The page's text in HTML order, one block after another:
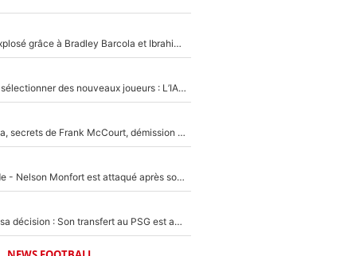
Un record bientôt explosé grâce à Bradley Barcola et Ibrahim Mbaye : Le PSG sur le point de réaliser un mercato historique ?
Zinédine Zidane va sélectionner des nouveaux joueurs : L’IA dévoile les 5 cracks qui pourraient rapidement le rejoindre en équipe de France !
Trahison de Longoria, secrets de Frank McCourt, démission de Roberto De Zerbi : Medhi Benatia se lâche sur son départ de l'OM et fait d'importantes révélations
Incendies en Gironde - Nelson Monfort est attaqué après son dérapage sur CNews : «Et lui, il prend combien pour parler dans un studio climatisé?»
Ferran Torres a pris sa décision : Son transfert au PSG est annoncé en Espagne !